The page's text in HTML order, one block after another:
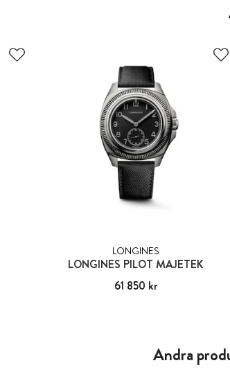
LONGINES
LONGINES PILOT MAJETEK
Pris: 61 850 kr
61 850 kr
Andra